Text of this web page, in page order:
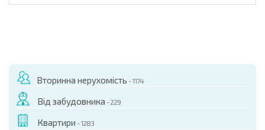
Вторинна нерухомість - 1174
Від забудовника - 229
Квартири - 1283